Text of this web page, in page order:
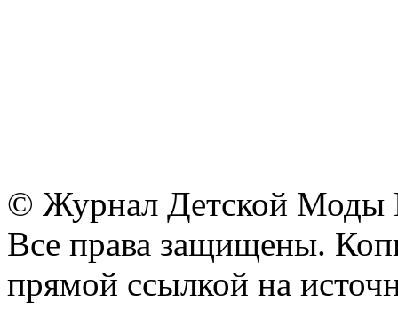
© Журнал Детской Моды
Все права защищены.
прямой ссылкой на